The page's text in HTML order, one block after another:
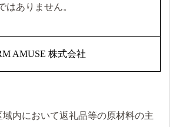
はありません。
AMUSE 株式会社
内において返礼品等の原材料の主